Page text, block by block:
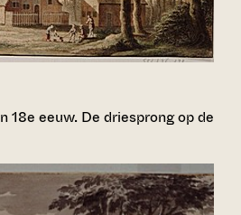
18e eeuw. De driesprong op de